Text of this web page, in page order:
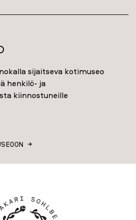
sijaitseva kotimuseo
henkilö- ja
kiinnostuneille
→